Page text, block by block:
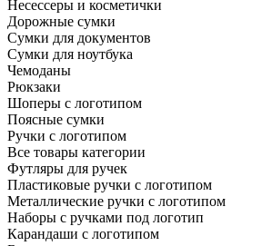
Несессеры и косметички
Дорожные сумки
Сумки для документов
Сумки для ноутбука
Чемоданы
Рюкзаки
Шоперы с логотипом
Поясные сумки
Ручки с логотипом
Все товары категории
Футляры для ручек
Пластиковые ручки с логотипом
Металлические ручки с логотипом
Наборы с ручками под логотип
Карандаши с логотипом